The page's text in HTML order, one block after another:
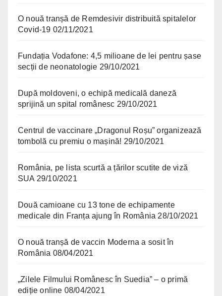
O nouă tranșă de Remdesivir distribuită spitalelor
Covid-19 02/11/2021
Fundația Vodafone: 4,5 milioane de lei pentru șase
secții de neonatologie 29/10/2021
După moldoveni, o echipă medicală daneză
sprijină un spital românesc 29/10/2021
Centrul de vaccinare „Dragonul Roșu” organizează
tombolă cu premiu o mașină! 29/10/2021
România, pe lista scurtă a țărilor scutite de viză
SUA 29/10/2021
Două camioane cu 13 tone de echipamente
medicale din Franța ajung în România 28/10/2021
O nouă tranșă de vaccin Moderna a sosit în
România 08/04/2021
„Zilele Filmului Românesc în Suedia” – o primă
ediție online 08/04/2021